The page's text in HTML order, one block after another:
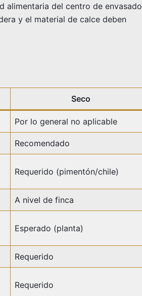
alimentaria del centro de envasado
y el material de calce deben
Seco
Por lo general no aplicable
Recomendado
Requerido (pimentón/chile)
A nivel de finca
Esperado (planta)
Requerido
Requerido